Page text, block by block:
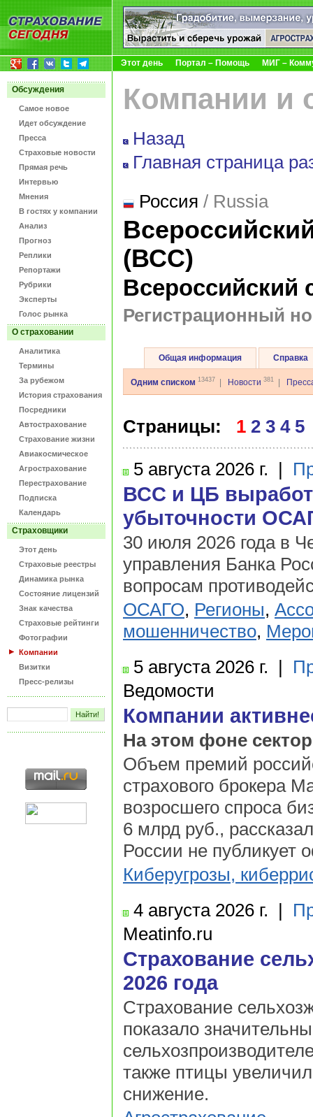
Этот день Портал – Помощь МИГ –
Обсуждения
Самое новое
Идет обсуждение
Пресса
Страховые новости
Прямая речь
Интервью
Мнения
В гостях у компании
Анализ
Прогноз
Реплики
Репортажи
Рубрики
Эксперты
Голос рынка
О страховании
Аналитика
Термины
За рубежом
История страхования
Посредники
Автострахование
Страхование жизни
Авиакосмическое
Агрострахование
Перестрахование
Подписка
Календарь
Страховщики
Этот день
Страховые реестры
Динамика рынка
Состояние лицензий
Знак качества
Страховые рейтинги
Фотографии
Компании
Визитки
Пресс-релизы
Компании и
Назад
Главная страница
Россия / Russia
(ВСС)
Всероссийский
Регистрационный
Общая информация Справка
Одним списком 13437 Новости 381
Страницы: 1 2 3 4 5
5 августа 2026 г. |
ВСС и ЦБ
убыточности
30 июля 2026 года в
управления Банка
вопросам
ОСАГО, Регионы,
мошенничество,
5 августа 2026 г. |
Ведомости
Компании
На этом фоне
Объем премий
страхового брокера
возросшего спроса
6 млрд руб.,
России не публикует
Киберугрозы,
4 августа 2026 г. |
Meatinfo.ru
Страхование
2026 года
Страхование
показало
также птицы
снижение.